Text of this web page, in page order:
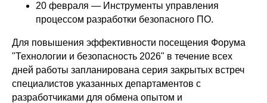
20 февраля — Инструменты управления
процессом разработки безопасного ПО.
Для повышения эффективности посещения Форума
"Технологии и безопасность 2026" в течение всех
дней работы запланирована серия закрытых встреч
специалистов указанных департаментов с
разработчиками для обмена опытом и